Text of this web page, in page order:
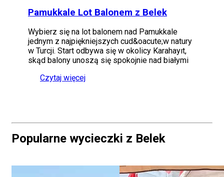
Pamukkale Lot Balonem z Belek
Wybierz się na lot balonem nad Pamukkale
jednym z najpiękniejszych cud&oacute;w natury
w Turcji. Start odbywa się w okolicy Karahayıt,
skąd balony unoszą się spokojnie nad białymi
Czytaj więcej
Popularne wycieczki z Belek